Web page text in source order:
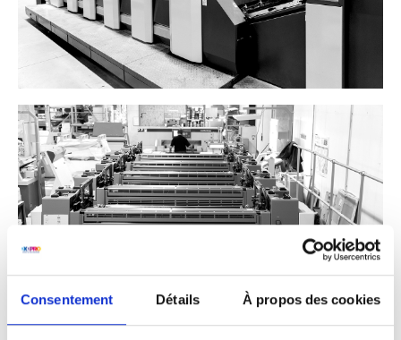
Consentement Détails À propos des cookies